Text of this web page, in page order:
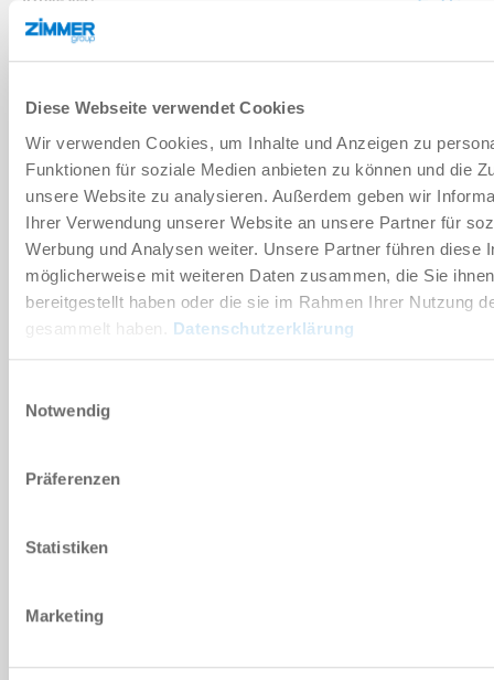
Diese Webseite verwendet Cookies
Wir verwenden Cookies, um Inhalte und Anzeigen zu
Funktionen für soziale Medien anbieten zu können und die
unsere Website zu analysieren. Außerdem geben wir
Ihrer Verwendung unserer Website an unsere Partner für
Werbung und Analysen weiter. Unsere Partner führen diese
möglicherweise mit weiteren Daten zusammen, die Sie ihnen
bereitgestellt haben oder die sie im Rahmen Ihrer Nutzung
gesammelt haben. Datenschutzerklärung
Notwendig
Präferenzen
Statistiken
Marketing
3 [°]
10 [Nm]
SB100-180-C
180 [°]